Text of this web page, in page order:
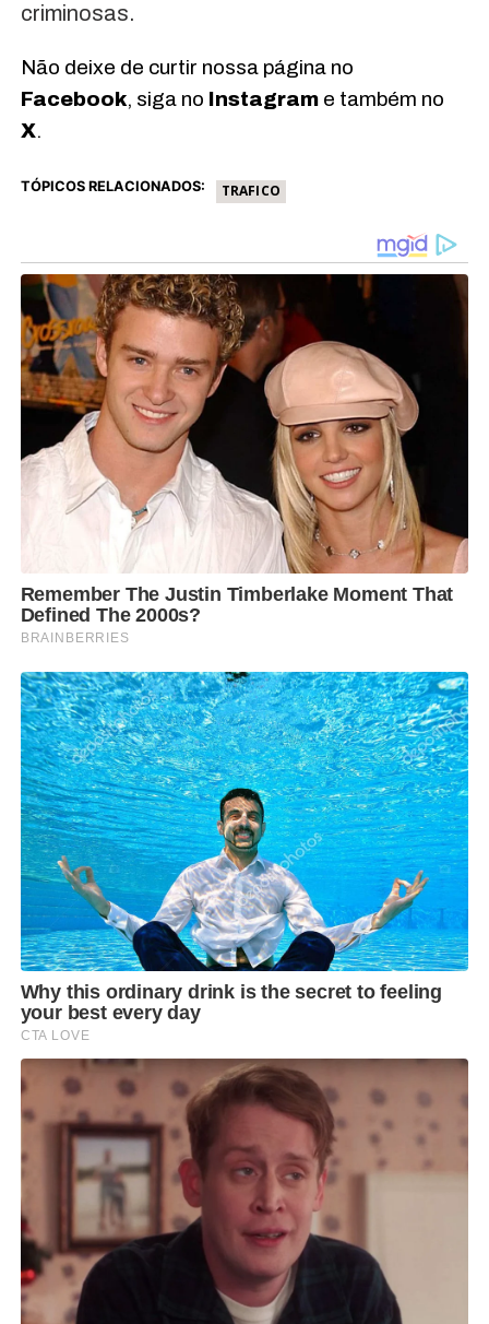
criminosas.
Não deixe de curtir nossa página no
Facebook, siga no Instagrame também no
X.
TÓPICOS RELACIONADOS: TRAFICO